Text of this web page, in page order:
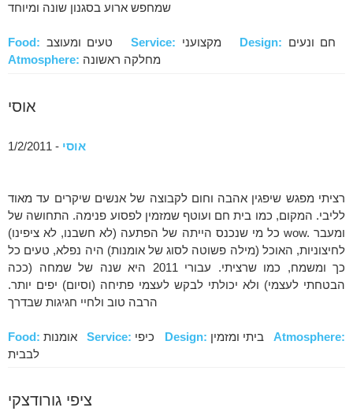
שמחפש ארוע בסגנון שונה ומיוחד
Food: טעים ומעוצבService: Design:
Atmosphere: מחלקה ראשונה
אוסי
אוסי - 1/2/2011
רציתי מפגש שיפגין אהבה וחום לקבוצה של אנשים שיקרים עד מאוד
לליבי. המקום, כמו בית חם ועוטף שמזמין לפסוע פנימה. התחושה של
כל מי שנכנס הייתה של הפתעה (לא חשבנו, לא ציפינו) wow. ומעבר
לחיצוניות, האוכל (מילה פשוטה לסוג של אומנות) היה נפלא, טעים כל
כך ומשמח, כמו שרציתי. עבורי 2011 היא שנה של שמחה (ככה
הבטחתי לעצמי) ולא יכולתי לבקש לעצמי פתיחה (וסיום) יפים יותר.
הרבה טוב ולחיי חגיגות שבדרך
Food: אומנותService: Design:
Atmosphere:
לבבית
ציפי גורודצקי